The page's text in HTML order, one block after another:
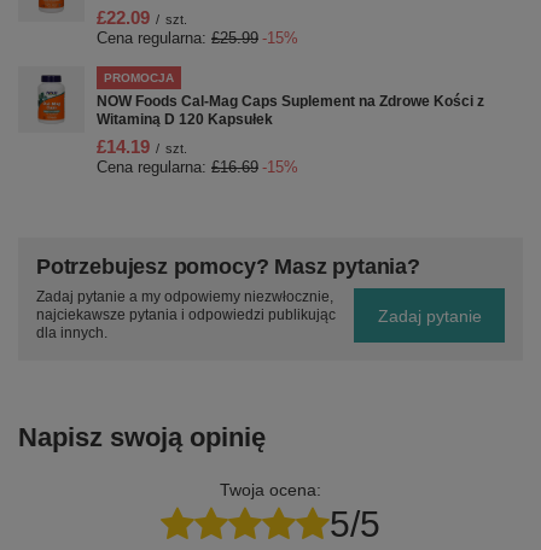
£22.09 / szt.
Cena regularna: £25.99 -15%
PROMOCJA
NOW Foods Cal-Mag Caps Suplement na Zdrowe Kości z
Witaminą D 120 Kapsułek
£14.19 / szt.
Cena regularna: £16.69 -15%
Potrzebujesz pomocy? Masz pytania?
Zadaj pytanie a my odpowiemy niezwłocznie,
najciekawsze pytania i odpowiedzi publikując
dla innych.
Zadaj pytanie
Napisz swoją opinię
Twoja ocena:
5/5